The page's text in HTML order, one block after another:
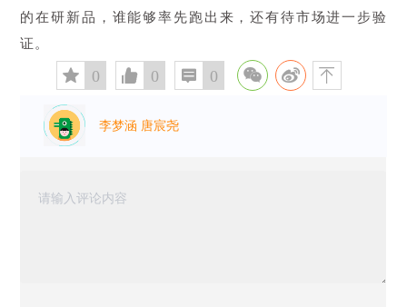
的在研新品，谁能够率先跑出来，还有待市场进一步验
证。
󰅄 0  0  0 
李梦涵 唐宸尧